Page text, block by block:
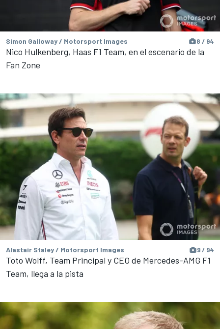
Simon Galloway / Motorsport Images 8 / 94
Nico Hulkenberg, Haas F1 Team, en el escenario de la
Fan Zone
Alastair Staley / Motorsport Images 9 / 94
Toto Wolff, Team Principal y CEO de Mercedes-AMG F1
Team, llega a la pista